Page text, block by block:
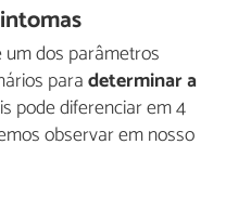
dos parâmetros
paradeterminar a
pode diferenciar em 4
observar em nosso